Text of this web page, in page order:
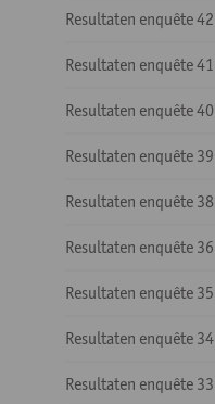
Resultaten enquête 42
Resultaten enquête 41
Resultaten enquête 40
Resultaten enquête 39
Resultaten enquête 38
Resultaten enquête 36
Resultaten enquête 35
Resultaten enquête 34
Resultaten enquête 33